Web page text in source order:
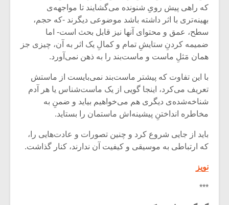
که راهی پیش رویِ شنونده می‌گشایند تا مواجهه‌ی
بهینه‌تری با اثر داشته باشد موضوعی دیگرند -که حجم،
سطح، عمق و محتوای آنها نیز قابل بحث است- اما
ضمیمه کردنِ ستایشِ تمام و کمالِ یک اثر به آن، چیزی جز
همان مَثلِ ماست و ماست‌بند را به ذهن نمی‌آورد.
با این تفاوت که پیشتر ماست‌بند نمی‌بایست از ماستش
تعریف می‌کرد، اینجا گویی از یک ماست‌شناس یا هر آدم
شناخه‌شده‌ی دیگری هم می‌خواهیم بیاید و ضمنِ به
مخاطره انداختنِ پیشینه‌اش ماستمان را بستاید.
باید از جایی شروع کرد و چنین تصورات و عادت‌هایی را،
که ارتباطی به موسیقی و کیفیت آن ندارند، کنار گذاشت.
نویز
***
اگر نمی توانی
مشهورترین باشی،
بدنام ترین باش